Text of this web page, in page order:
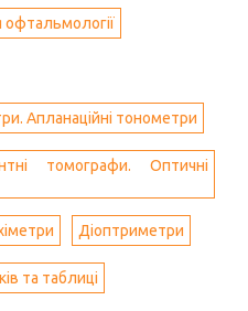
офтальмології
Апланаційні тонометри
томографи. Оптичні
Діоптриметри
та таблиці